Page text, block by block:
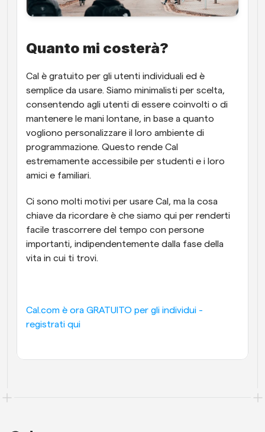
Quanto mi costerà?
Cal è gratuito per gli utenti individuali ed è
semplice da usare. Siamo minimalisti per scelta,
consentendo agli utenti di essere coinvolti o di
mantenere le mani lontane, in base a quanto
vogliono personalizzare il loro ambiente di
programmazione. Questo rende Cal
estremamente accessibile per studenti e i loro
amici e familiari.
Ci sono molti motivi per usare Cal, ma la cosa
chiave da ricordare è che siamo qui per renderti
facile trascorrere del tempo con persone
importanti, indipendentemente dalla fase della
vita in cui ti trovi.
Cal.com è ora GRATUITO per gli individui -
registrati qui